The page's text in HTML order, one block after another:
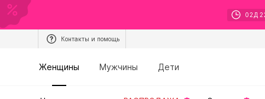
02 Д
Контакты и помощь
Женщины Мужчины Дети